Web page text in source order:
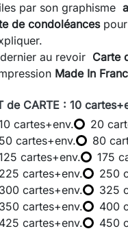
par son graphisme
de condoléancespour
au revoir Carte
Made In
de CARTE : 10
cartes+env.
20
50 cartes+env.
80
cartes+env.
175
225 cartes+env.
250
300 cartes+env.
325
350 cartes+env.
400
425 cartes+env.
450